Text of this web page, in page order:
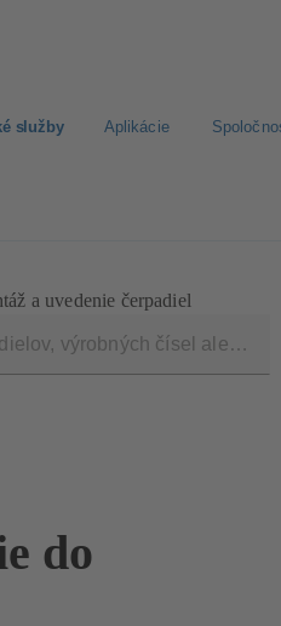
služby Aplikácie
a uvedenie čerpadiel
do